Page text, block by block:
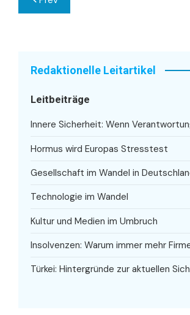
Redaktionelle Leitartikel
Leitbeiträge
Innere Sicherheit: Wenn
Hormus wird Europas Stresstest
Gesellschaft im Wandel in
Technologie im Wandel
Kultur und Medien im Umbruch
Insolvenzen: Warum immer mehr
Türkei: Hintergründe zur aktuellen